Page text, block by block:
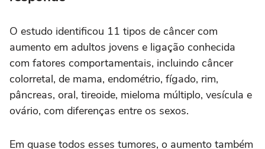
O estudo identificou 11 tipos de câncer com
aumento em adultos jovens e ligação conhecida
com fatores comportamentais, incluindo câncer
colorretal, de mama, endométrio, fígado, rim,
pâncreas, oral, tireoide, mieloma múltiplo, vesícula e
ovário, com diferenças entre os sexos.
Em quase todos esses tumores, o aumento também